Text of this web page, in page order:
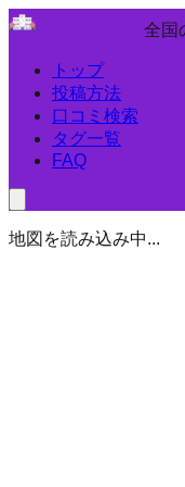
全国
トップ
投稿方法
口コミ検索
タグ一覧
FAQ
地図を読み込み中...